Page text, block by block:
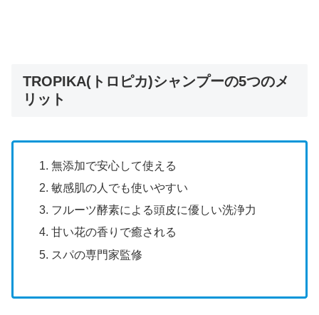
TROPIKA(トロピカ)シャンプーの5つのメ
リット
無添加で安心して使える
敏感肌の人でも使いやすい
フルーツ酵素による頭皮に優しい洗浄力
甘い花の香りで癒される
スパの専門家監修